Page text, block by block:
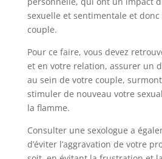
sexuelle et sentimentale et
couple.
Pour ce faire, vous devez
et en votre relation, assurer un
au sein de votre couple,
stimuler de nouveau votre
la flamme.
Consulter une sexologue a
d’éviter l’aggravation de votre